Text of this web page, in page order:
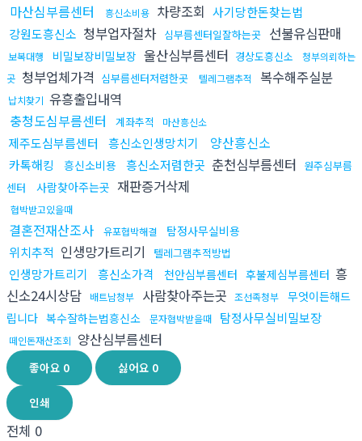
마산심부름센터
흥신소비용 차량조회 사기당한돈찾는법
강원도흥신소 청부업자절차 심부름센터일잘하는곳 선불유심판매
보복대행 비밀보장비밀보장 울산심부름센터 경상도흥신소
청부의뢰하는
곳 청부업체가격 심부름센터저렴한곳 텔레그램추적 복수해주실분
납치찾기 유흥출입내역
충청도심부름센터
계좌추적 마산흥신소
제주도심부름센터 흥신소인생망치기 양산흥신소
카톡해킹 흥신소비용 흥신소저렴한곳 춘천심부름센터 원주심부름
센터
사람찾아주는곳 재판증거삭제
협박받고있을때
결혼전재산조사 유포협박해결 탐정사무실비용
위치추적 인생망가트리기 텔레그램추적방법
인생망가트리기 흥신소가격 천안심부름센터 후불제심부름센터 흥
신소24시상담
배트남청부 사람찾아주는곳 조선족청부
무엇이든해드
립니다 복수잘하는법흥신소 문자협박받을때 탐정사무실비밀보장
떼인돈재산조회 양산심부름센터
좋아요 0 싫어요 0
인쇄
전체 0